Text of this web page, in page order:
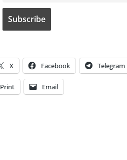
X Facebook Telegram
Print Email